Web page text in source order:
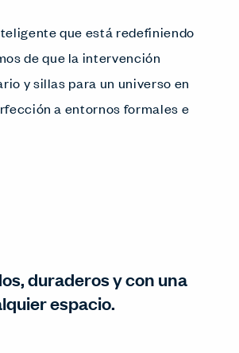
que está redefiniendo
de que la intervención
y sillas para un universo en
a entornos formales e
duraderos y con una
espacio.